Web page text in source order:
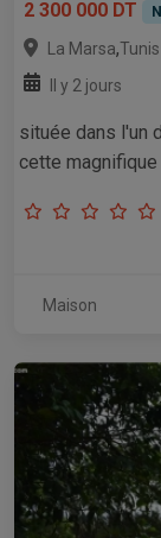
2 300 000 DT
La Marsa,Tunis
Il y 2 jours
située dans l'un
cette magnifique
Maison